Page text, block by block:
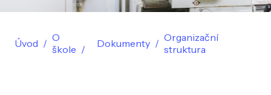
Úvod
O
škole
Dokumenty
Organizační
struktura